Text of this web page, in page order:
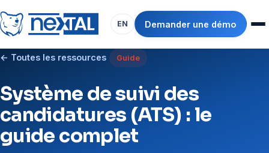
EN Demander une démo
← Toutes les ressources Guide
Système de suivi des
candidatures (ATS) : le
guide complet